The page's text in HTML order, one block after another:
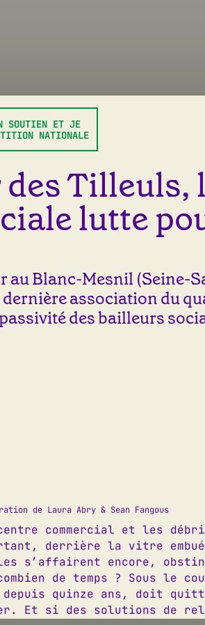
sereinement cette nouvelle
SOUTIEN ET JE
NATIONALE
Tilleuls,
lutte
au Blanc-Mesnil (Seine-
association du
des bailleurs
de Laura Abry & Sean Fangous
commercial et les
derrière la vitre
s’affairent encore,
de temps ? Sous le
quinze ans, doit
Et si des solutions de